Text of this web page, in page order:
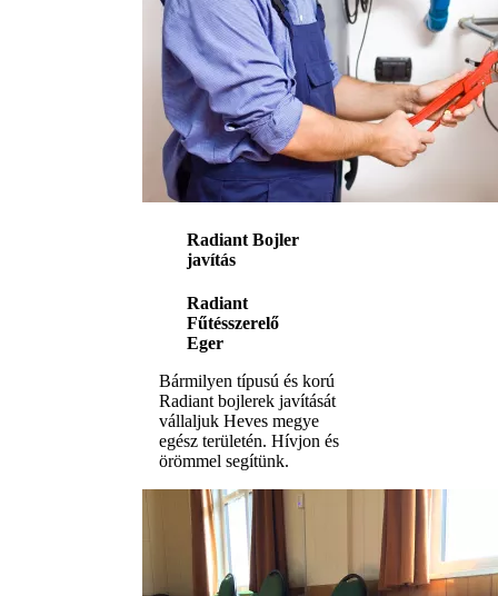
Radiant Bojler
javítás
Radiant
Fűtésszerelő
Eger
Bármilyen típusú és korú
Radiant bojlerek javítását
vállaljuk Heves megye
egész területén. Hívjon és
örömmel segítünk.